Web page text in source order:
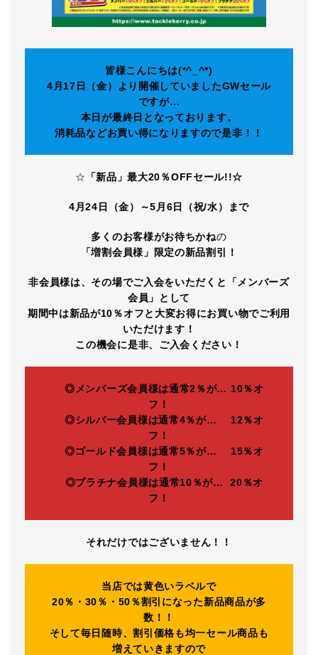
皆様こんにちは(*^_^*)
4月17日（金）より開催していましたGWセール
ですが…
本日が最終日となっております。
消耗品などお買い得になりますので是非！！
☆ 「新品」最大20％OFFセール!!☆
4月24日（金）～5月6日（祝/水）まで
多くのお客様がお待ちかねの
「増割会員様」限定の新品割引！
非会員様は、その場でご入会をいただくと「メンバーズ
会員」として
期間中は新品が10％オフと大変お得にお買い物でご利用
いただけます！
この機会に是非、ご入会ください！
◎メンバーズ会員様は通常2％が… 10％オ
フ！
◎シルバー会員様は通常4％が… 12％オ
フ！
◎ゴールド会員様は通常5％が… 15％オ
フ！
◎プラチナ会員様は通常10％が… 20％オ
フ！
それだけではございません！！
当店では黄色いラベルで
20％・30％・50％割引になった新品商品が多
数！！
そして毎日随時、割引価格も均一セール商品も
増えていきますので